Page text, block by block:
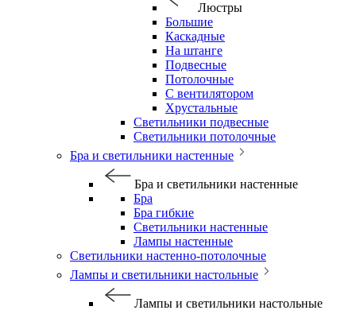
Люстры
Большие
Каскадные
На штанге
Подвесные
Потолочные
С вентилятором
Хрустальные
Светильники подвесные
Светильники потолочные
Бра и светильники настенные
Бра и светильники настенные
Бра
Бра гибкие
Светильники настенные
Лампы настенные
Светильники настенно-потолочные
Лампы и светильники настольные
Лампы и светильники настольные